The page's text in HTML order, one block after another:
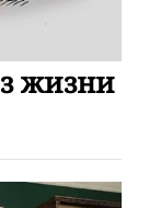
жизни